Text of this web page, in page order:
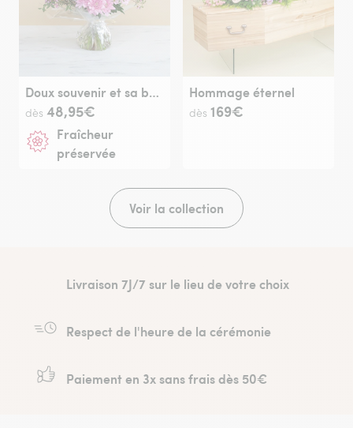
Doux souvenir et sa bulle d'eau
dès 48,95€
Fraîcheur
préservée
Hommage éternel
dès 169€
Voir la collection
Livraison 7J/7 sur le lieu de votre choix
Respect de l'heure de la cérémonie
Paiement en 3x sans frais dès 50€